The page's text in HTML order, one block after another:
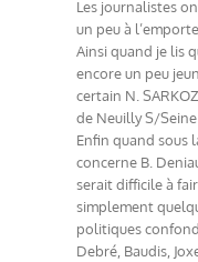
Les journalistes
un peu à
Ainsi quand je lis
encore un peu
certain N.
de Neuilly S/Seine
Enfin quand sous
concerne B.
serait difficile à
simplement
politiques
Debré, Baudis,